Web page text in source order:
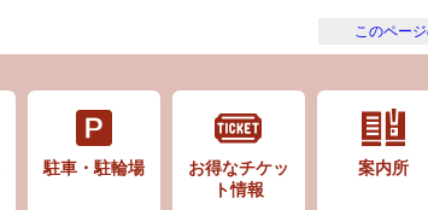
このペー
駐車・駐輪場
お得なチケッ
ト情報
案内所